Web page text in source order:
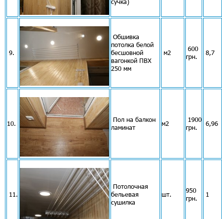
9.
Обшивка
потолка белой
бесшовной
вагонкой ПВХ
250 мм
м2
600
грн.
8,7
10.
Пол на балкон
ламинат
м2
1900
грн.
6,96
11.
Потолочная
бельевая
сушилка
шт.
950
грн.
1